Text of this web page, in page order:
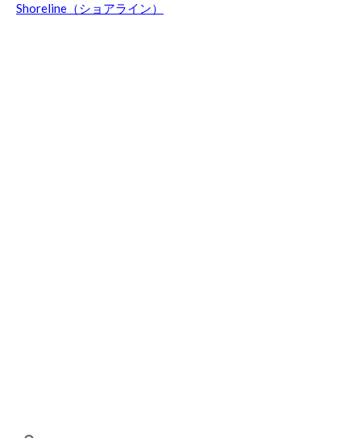
Shoreline（ショアライン）